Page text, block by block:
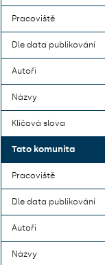
Pracoviště
Dle data publikování
Autoři
Názvy
Klíčová slova
Tato komunita
Pracoviště
Dle data publikování
Autoři
Názvy